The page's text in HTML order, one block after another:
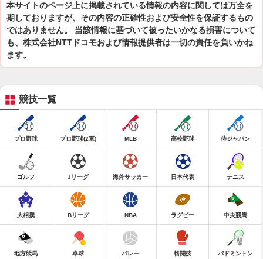
本サイトのページ上に掲載されている情報の内容に関しては万全を
期しておりますが、その内容の正確性および安全性を保証するもの
ではありません。 当該情報に基づいて被ったいかなる損害について
も、株式会社NTTドコモおよび情報提供者は一切の責任を負いかね
ます。
競技一覧
プロ野球 プロ野球(2軍) MLB 高校野球 侍ジャパン
ゴルフ Jリーグ 海外サッカー 日本代表 テニス
大相撲 Bリーグ NBA ラグビー 中央競馬
地方競馬 卓球 バレー 格闘技 バドミントン